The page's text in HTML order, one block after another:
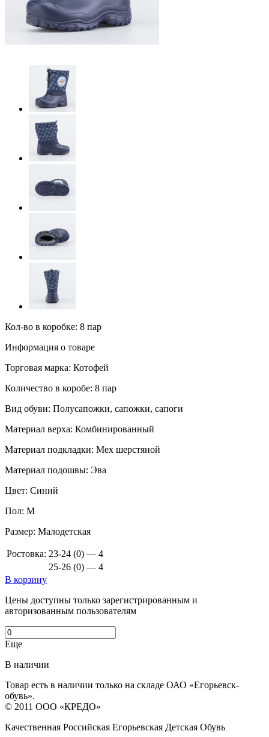
Кол-во в коробке: 8 пар
Информация о товаре
Торговая марка: Котофей
Количество в коробе: 8 пар
Вид обуви: Полусапожки, сапожки, сапоги
Материал верха: Комбинированный
Материал подкладки: Мех шерстяной
Материал подошвы: Эва
Цвет: Синий
Пол: М
Размер: Малодетская
Ростовка: 23-24 (0) — 4
25-26 (0) — 4
В корзину
Цены доступны только зарегистрированным и
авторизованным пользователям
Еще
В наличии
Товар есть в наличии только на складе ОАО «Егорьевск-
обувь».
© 2011 ООО «КРЕДО»
Качественная Российская Егорьевская Детская Обувь